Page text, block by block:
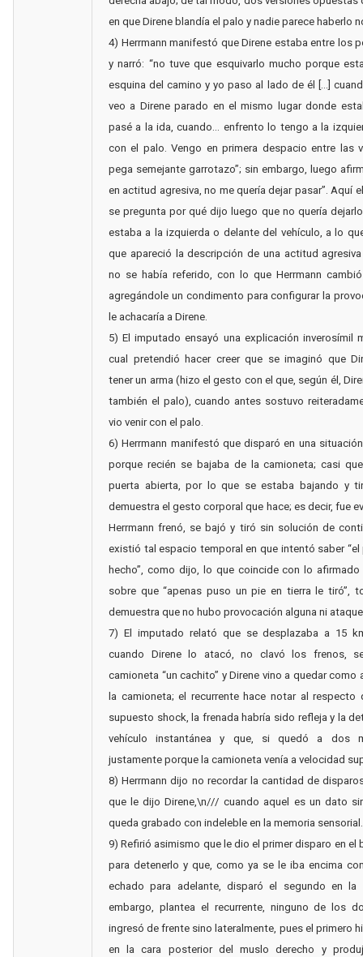
en que Direne blandía el palo y nadie parece haberlo
4) Herrmann manifestó que Direne estaba entre los
y narró: “no tuve que esquivarlo mucho porque
esquina del camino y yo paso al lado de él […]
veo a Direne parado en el mismo lugar donde
pasé a la ida, cuando... enfrento lo tengo a la
con el palo. Vengo en primera despacio entre las
pega semejante garrotazo”; sin embargo, luego
en actitud agresiva, no me quería dejar pasar”. Aquí
se pregunta por qué dijo luego que no quería
estaba a la izquierda o delante del vehículo, a lo
que apareció la descripción de una actitud
no se había referido, con lo que Herrmann
agregándole un condimento para configurar la
le achacaría a Direne.
5) El imputado ensayó una explicación inverosímil
cual pretendió hacer creer que se imaginó que
tener un arma (hizo el gesto con el que, según él,
también el palo), cuando antes sostuvo
vio venir con el palo.
6) Herrmann manifestó que disparó en una
porque recién se bajaba de la camioneta; casi
puerta abierta, por lo que se estaba bajando y
demuestra el gesto corporal que hace; es decir, fue
Herrmann frenó, se bajó y tiró sin solución de
existió tal espacio temporal en que intentó saber “el
hecho”, como dijo, lo que coincide con lo afirmado
sobre que “apenas puso un pie en tierra le tiró”,
demuestra que no hubo provocación alguna ni
7) El imputado relató que se desplazaba a 15
cuando Direne lo atacó, no clavó los frenos,
camioneta “un cachito” y Direne vino a quedar como
la camioneta; el recurrente hace notar al respecto
supuesto shock, la frenada habría sido refleja y la
vehículo instantánea y que, si quedó a dos
justamente porque la camioneta venía a velocidad
8) Herrmann dijo no recordar la cantidad de
que le dijo Direne,\n/// cuando aquel es un dato
queda grabado con indeleble en la memoria sensorial.
9) Refirió asimismo que le dio el primer disparo en el
para detenerlo y que, como ya se le iba encima
echado para adelante, disparó el segundo en la
embargo, plantea el recurrente, ninguno de los
ingresó de frente sino lateralmente, pues el primero
en la cara posterior del muslo derecho y